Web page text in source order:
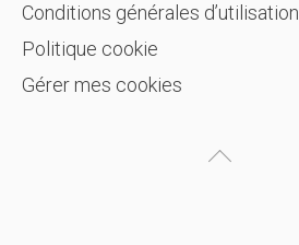
Conditions générales d’utilisation
Politique cookie
Gérer mes cookies